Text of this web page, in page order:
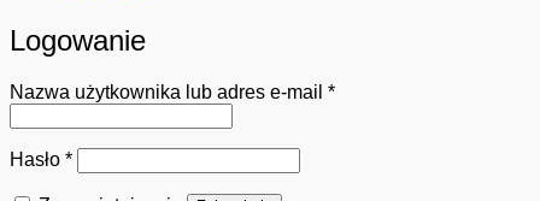
Logowanie
Nazwa użytkownika lub adres e-mail *Wymagane
Hasło *Wymagane